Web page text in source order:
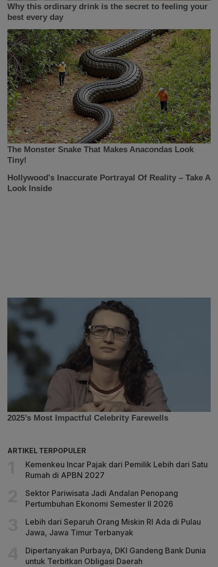
ARTIKEL TERPOPULER
Kemenkeu Incar Pajak dari Pemilik Lebih dari Satu
Rumah di APBN 2027
Sektor Pariwisata Jadi Andalan Penopang
Pertumbuhan Ekonomi Semester II 2026
Lebih dari Separuh Orang Miskin RI Ada di Pulau
Jawa, Jawa Timur Terbanyak
Dipertanyakan Purbaya, DKI Gandeng Bank Dunia
untuk Terbitkan Obligasi Daerah